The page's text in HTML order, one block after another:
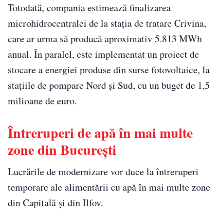
Totodată, compania estimează finalizarea
microhidrocentralei de la stația de tratare Crivina,
care ar urma să producă aproximativ 5.813 MWh
anual. În paralel, este implementat un proiect de
stocare a energiei produse din surse fotovoltaice, la
stațiile de pompare Nord și Sud, cu un buget de 1,5
milioane de euro.
Întreruperi de apă în mai multe
zone din București
Lucrările de modernizare vor duce la întreruperi
temporare ale alimentării cu apă în mai multe zone
din Capitală și din Ilfov.